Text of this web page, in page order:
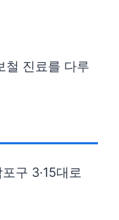
철 진료를 다루
구 3·15대로